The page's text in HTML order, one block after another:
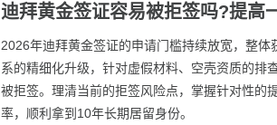
迪拜黄金签证容易被拒签吗?提高
2026年迪拜黄金签证的申请门槛持续放宽，整
系的精细化升级，针对虚假材料、空壳资质的排
被拒签。理清当前的拒签风险点，掌握针对性的
率，顺利拿到10年长期居留身份。